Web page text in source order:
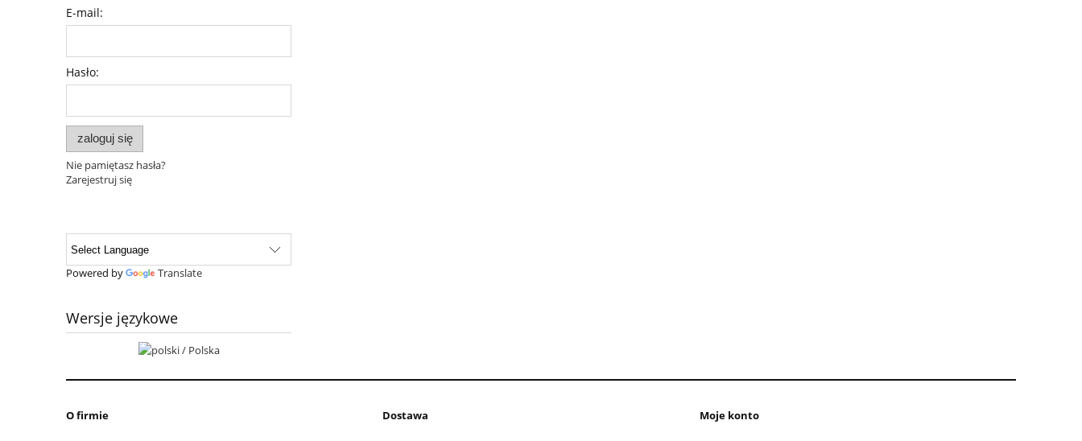
E-mail:
Hasło:
zaloguj się
Nie pamiętasz hasła?
Zarejestruj się
Powered by Translate
Wersje językowe
O firmie Dostawa Moje konto